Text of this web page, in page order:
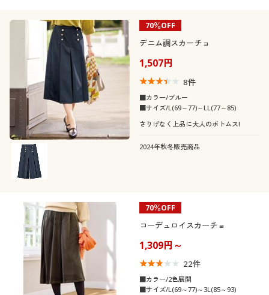
大きいサイズ レディース下着
大きいサイズ メンズ
大きいサイズ 事務・制服
シークレットセール
商品カテゴリ一覧
カタログ
カタログ・チラシからのご注文
デジタルカタログ
カタログ無料プレゼント
会員メニュー
マイページ
閲覧履歴
お気に入り
こだわり条件
で絞り込む
柄・デザイン
プリーツ
素材
コーデュロイ デニム
機能・特徴
ＵＶカット・紫外線
冷感・涼感
レギュラー
価格 円
解除する
70％OFF
デニム調スカーチョ
1,507円
8件
■カラー/ブルー
■サイズ/L(69～77)～LL(77～85)
さりげなく上品に大人のボトムス!
2024年秋冬販売商品
70％OFF
コーデュロイスカーチョ
1,309円～
22件
■カラー/2色展開
■サイズ/L(69～77)～3L(85～93)